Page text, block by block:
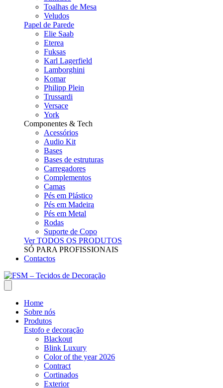
Toalhas de Mesa
Veludos
Papel de Parede
Elie Saab
Eterea
Fuksas
Karl Lagerfield
Lamborghini
Komar
Philipp Plein
Trussardi
Versace
York
Componentes & Tech
Acessórios
Audio Kit
Bases
Bases de estruturas
Carregadores
Complementos
Camas
Pés em Plástico
Pés em Madeira
Pés em Metal
Rodas
Suporte de Copo
Ver TODOS OS PRODUTOS
SÓ PARA PROFISSIONAIS
Contactos
Home
Sobre nós
Produtos
Estofo e decoração
Blackout
Blink Luxury
Color of the year 2026
Contract
Cortinados
Exterior